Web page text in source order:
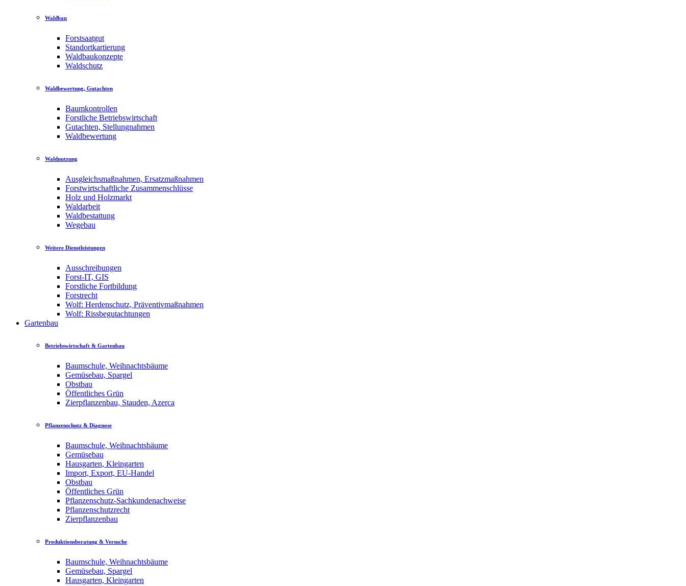
Waldbau
Forstsaatgut
Standortkartierung
Waldbaukonzepte
Waldschutz
Waldbewertung, Gutachten
Baumkontrollen
Forstliche Betriebswirtschaft
Gutachten, Stellungnahmen
Waldbewertung
Waldnutzung
Ausgleichsmaßnahmen, Ersatzmaßnahmen
Forstwirtschaftliche Zusammenschlüsse
Holz und Holzmarkt
Waldarbeit
Waldbestattung
Wegebau
Weitere Dienstleistungen
Ausschreibungen
Forst-IT, GIS
Forstliche Fortbildung
Forstrecht
Wolf: Herdenschutz, Präventivmaßnahmen
Wolf: Rissbegutachtungen
Gartenbau
Betriebswirtschaft & Gartenbau
Baumschule, Weihnachtsbäume
Gemüsebau, Spargel
Obstbau
Öffentliches Grün
Zierpflanzenbau, Stauden, Azerca
Pflanzenschutz & Diagnose
Baumschule, Weihnachtsbäume
Gemüsebau
Hausgarten, Kleingarten
Import, Export, EU-Handel
Obstbau
Öffentliches Grün
Pflanzenschutz-Sachkundenachweise
Pflanzenschutzrecht
Zierpflanzenbau
Produktionsberatung & Versuche
Baumschule, Weihnachtsbäume
Gemüsebau, Spargel
Hausgarten, Kleingarten